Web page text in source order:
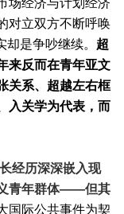
场经济与计划经济
对立双方不断呼唤
是争吵继续。 超
来反而在青年亚文
关系、超越左右框
入关学为代表，而
经历深深嵌入现
青年群体——但其
国际公共事件为契